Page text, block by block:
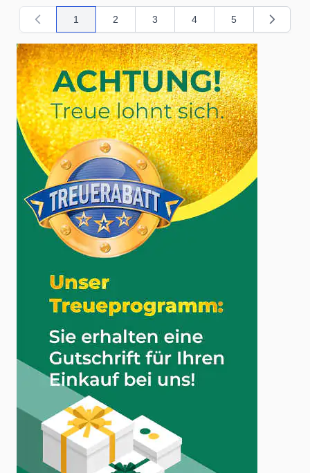
Sie lesen gerade Seite
1
Seite
2
Seite
3
Seite
4
Seite
5